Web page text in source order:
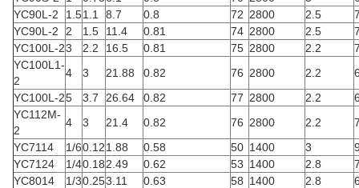
YC90L-2
1.51.1 8.7 0.8 72 2800 2.5
YC90L-2
2 1.5 11.4 0.81 74 2800 2.5
YC100L-23 2.2 16.5 0.81 75 2800 2.2
YC100L1-
2
4 3 21.88 0.82 76 2800 2.2
YC100L-25 3.7 26.64 0.82 77 2800 2.2
YC112M-
2
4 3 21.4 0.82 76 2800 2.2
YC7114
1/60.121.88 0.58 50 1400 3
YC7124
1/40.182.49 0.62 53 1400 2.8
YC8014
1/30.253.11 0.63 58 1400 2.8